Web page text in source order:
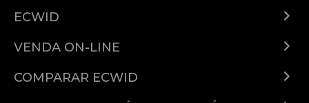
ECWID
Planos e preços
Central de ajuda
VENDA ON-LINE
Venda no Facebook
COMPARAR ECWID